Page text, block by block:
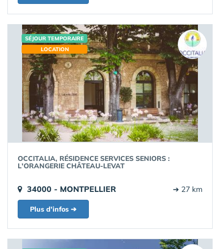
SÉJOUR TEMPORAIRE
LOCATION
OCCITALIA, RÉSIDENCE SERVICES SENIORS :
L'ORANGERIE CHÂTEAU-LEVAT
34000 - MONTPELLIER ➔ 27 km
Plus d'infos ➔